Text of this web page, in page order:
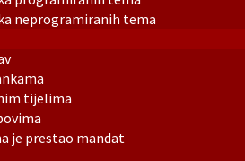
neprogramiranih tema
tijelima
je prestao mandat